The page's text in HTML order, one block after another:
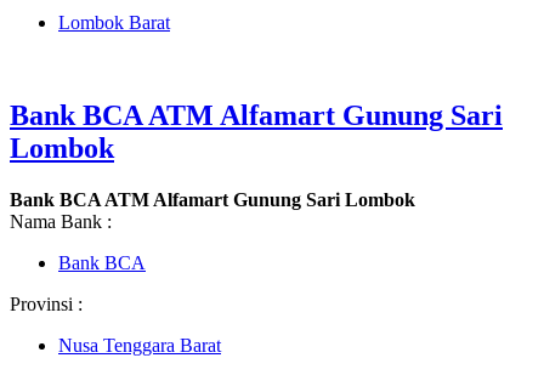
Lombok Barat
Bank BCA ATM Alfamart Gunung Sari
Lombok
Bank BCA ATM Alfamart Gunung Sari Lombok
Nama Bank :
Bank BCA
Provinsi :
Nusa Tenggara Barat